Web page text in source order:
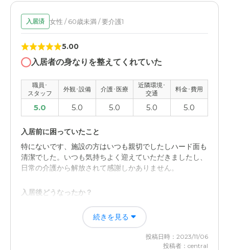
ンヤリしていた祖母の意識がハッキリしていたのも嬉しか
った
入居してからすぐコロナになってしまい、一度しか会うこ
とが出来てないのでわからないが、祖母に友達ができたと
いう話が聞けて嬉しかった
外観・内装・居室・設備について
道路の脇にひっそりと建っているイメージだった。車でし
介護医療サービスについて
かわからないが、祖母の状態が良くなっていたから
近隣環境や交通アクセスについて
家から遠くはないが、とにかく山上にあり車でしか行けな
い。歩くにしてもずっと坂道なところが不便
入居済 女性 / 60歳未満 / 要介護1
5.00
入居者の身なりを整えてくれていた
職員･
スタッフ
外観･設備 介護･医療
近隣環境･
交通
料金･費用
5.0 5.0 5.0 5.0 5.0
入居前に困っていたこと
特にないです、施設の方はいつも親切でしたしハード面も
清潔でした。いつも気持ちよく迎えていただきましたし、
日常の介護から解放されて感謝しかありません。
入居後どうなったか？
いつもいつ電話がかかってくるかと、寝ている時も仕事の
時も考えていましたがそのストレスからかなり解放されま
した、感謝しています
続きを見る
投稿日時：2023/11/06
投稿者：central